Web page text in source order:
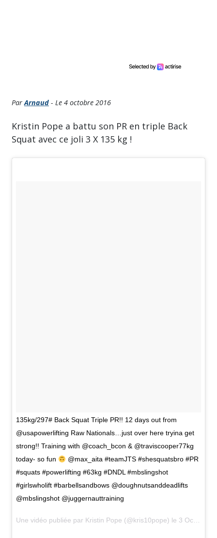
ParArnaud - Le 4 octobre 2016
Kristin Pope a battu son PR en triple Back
Squat avec ce joli 3 X 135 kg !
135kg/297# Back Squat Triple PR!! 12 days out from
@usapowerlifting Raw Nationals…just over here tryina get
strong!! Training with @coach_bcon & @traviscooper77kg
today- so fun
@max_aita #teamJTS #shesquatsbro #PR
#squats #powerlifting #63kg #DNDL #mbslingshot
#girlswholift #barbellsandbows @doughnutsanddeadlifts
@mbslingshot @juggernauttraining
Une vidéo publiée par Kristin Pope (@kris10pope) le 3 Oct. 2016 à 12h41 PDT